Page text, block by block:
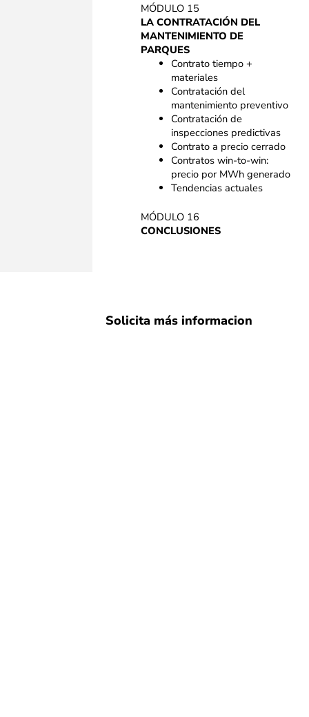
MÓDULO 15​
LA CONTRATACIÓN DEL
MANTENIMIENTO DE
PARQUES
Contrato tiempo +
materiales ​
Contratación del
mantenimiento preventivo ​
Contratación de
inspecciones predictivas ​
Contrato a precio cerrado ​
Contratos win-to-win:
precio por MWh generado ​
Tendencias actuales ​
MÓDULO 16​
CONCLUSIONES
Solicita más informacion